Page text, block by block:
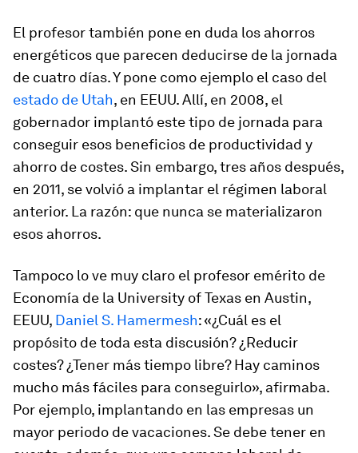
El profesor también pone en duda los ahorros
energéticos que parecen deducirse de la jornada
de cuatro días. Y pone como ejemplo el caso del
estado de Utah, en EEUU. Allí, en 2008, el
gobernador implantó este tipo de jornada para
conseguir esos beneficios de productividad y
ahorro de costes. Sin embargo, tres años después,
en 2011, se volvió a implantar el régimen laboral
anterior. La razón: que nunca se materializaron
esos ahorros.
Tampoco lo ve muy claro el profesor emérito de
Economía de la University of Texas en Austin,
EEUU, Daniel S. Hamermesh: «¿Cuál es el
propósito de toda esta discusión? ¿Reducir
costes? ¿Tener más tiempo libre? Hay caminos
mucho más fáciles para conseguirlo», afirmaba.
Por ejemplo, implantando en las empresas un
mayor periodo de vacaciones. Se debe tener en